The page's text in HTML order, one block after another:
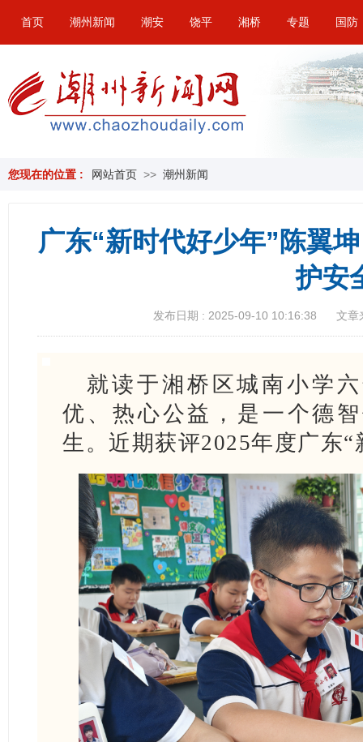
首页 潮州新闻 潮安 饶平 湘桥 专题 国防
您现在的位置 : 网站首页 >> 潮州新闻
广东“新时代好少年”陈翼
护安
发布日期 : 2025-09-10 10:16:38 文章
就读于湘桥区城南小学
优、热心公益，是一个德
生。近期获评2025年度广东